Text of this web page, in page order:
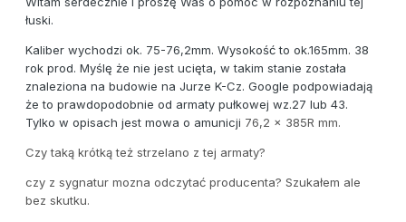
łuski.
Kaliber wychodzi ok. 75-76,2mm. Wysokość to ok.165mm. 38
rok prod. Myślę że nie jest ucięta, w takim stanie została
znaleziona na budowie na Jurze K-Cz. Google podpowiadają
że to prawdopodobnie od armaty pułkowej wz.27 lub 43.
Tylko w opisach jest mowa o amunicji 76,2 x 385R mm.
Czy taką krótką też strzelano z tej armaty?
czy z sygnatur mozna odczytać producenta? Szukałem ale
bez skutku.